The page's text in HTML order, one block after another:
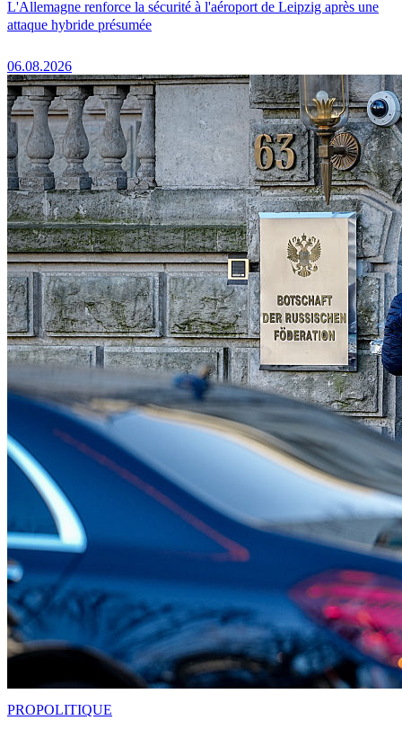
L'Allemagne renforce la sécurité à l'aéroport de Leipzig après une
attaque hybride présumée
06.08.2026
PROPOLITIQUE